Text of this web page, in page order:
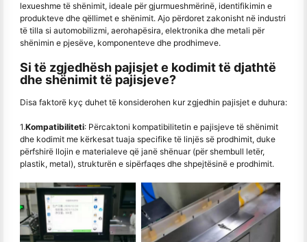
lexueshme të shënimit, ideale për gjurmueshmërinë, identifikimin e
produkteve dhe qëllimet e shënimit. Ajo përdoret zakonisht në industri
të tilla si automobilizmi, aerohapësira, elektronika dhe metali për
shënimin e pjesëve, komponenteve dhe prodhimeve.
Si të zgjedhësh pajisjet e kodimit të djathtë
dhe shënimit të pajisjeve?
Disa faktorë kyç duhet të konsiderohen kur zgjedhin pajisjet e duhura:
1.Kompatibiliteti: Përcaktoni kompatibilitetin e pajisjeve të shënimit
dhe kodimit me kërkesat tuaja specifike të linjës së prodhimit, duke
përfshirë llojin e materialeve që janë shënuar (për shembull letër,
plastik, metal), strukturën e sipërfaqes dhe shpejtësinë e prodhimit.